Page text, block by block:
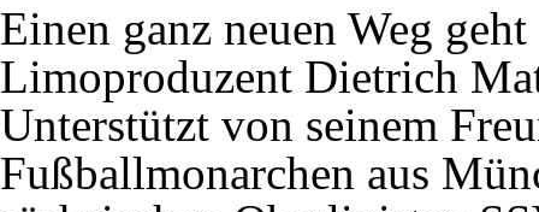
Einen ganz neuen Weg
Limoproduzent Dietrich
Unterstützt von seinem
Fußballmonarchen aus